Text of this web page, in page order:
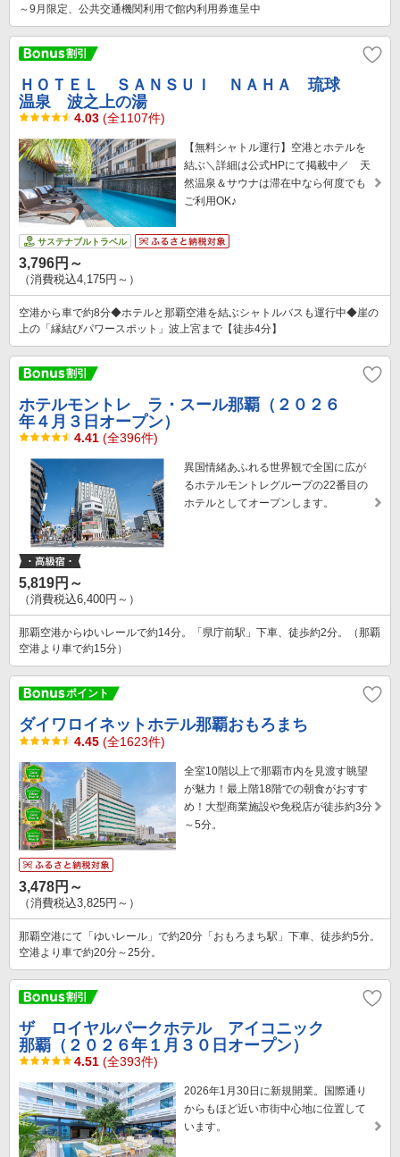
～9月限定、公共交通機関利用で館内利用券進呈中
ＨＯＴＥＬ ＳＡＮＳＵＩ ＮＡＨＡ 琉球
温泉 波之上の湯
4.03 (全1107件)
【無料シャトル運行】空港とホテルを
結ぶ＼詳細は公式HPにて掲載中／ 天
然温泉＆サウナは滞在中なら何度でも
ご利用OK♪
サステナブルトラベル
3,796円～
（消費税込4,175円～）
空港から車で約8分◆ホテルと那覇空港を結ぶシャトルバスも運行中◆崖の
上の「縁結びパワースポット」波上宮まで【徒歩4分】
ホテルモントレ ラ・スール那覇（２０２６
年４月３日オープン）
4.41 (全396件)
異国情緒あふれる世界観で全国に広が
るホテルモントレグループの22番目の
ホテルとしてオープンします。
5,819円～
（消費税込6,400円～）
那覇空港からゆいレールで約14分。「県庁前駅」下車、徒歩約2分。（那覇
空港より車で約15分）
ダイワロイネットホテル那覇おもろまち
4.45 (全1623件)
全室10階以上で那覇市内を見渡す眺望
が魅力！最上階18階での朝食がおすす
め！大型商業施設や免税店が徒歩約3分
～5分。
3,478円～
（消費税込3,825円～）
那覇空港にて「ゆいレール」で約20分「おもろまち駅」下車、徒歩約5分。
空港より車で約20分～25分。
ザ ロイヤルパークホテル アイコニック
那覇（２０２６年１月３０日オープン）
4.51 (全393件)
2026年1月30日に新規開業。国際通り
からもほど近い市街中心地に位置して
います。